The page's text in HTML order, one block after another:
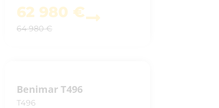
62 980 €
64 980 €
Benimar T496
T496